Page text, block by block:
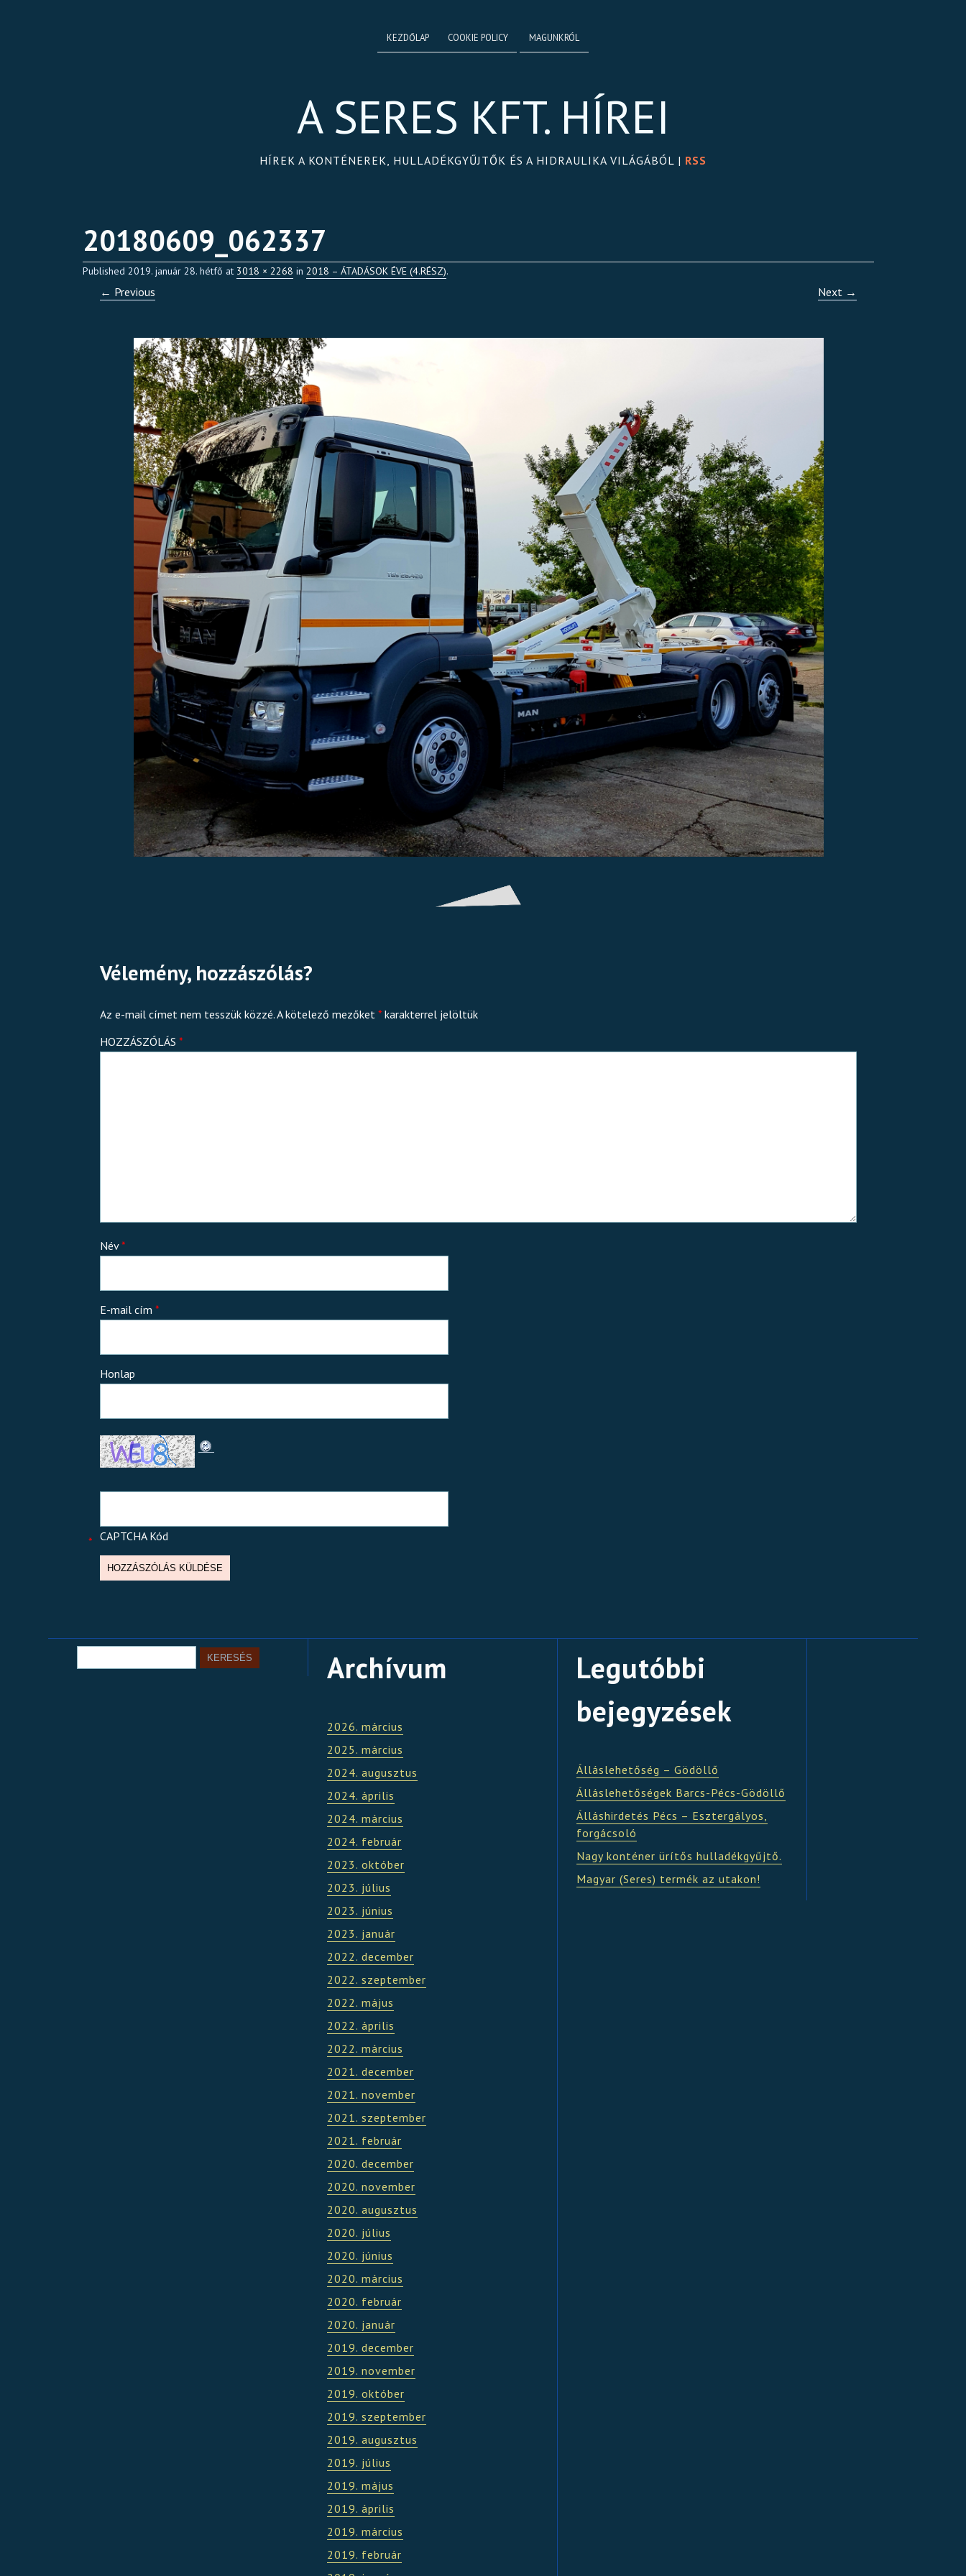
KEZDŐLAP COOKIE POLICY MAGUNKRÓL
A SERES KFT. HÍREI
HÍREK A KONTÉNEREK, HULLADÉKGYŰJTŐK ÉS A HIDRAULIKA VILÁGÁBÓL | RSS
20180609_062337
Published2019. január 28. hétfő at 3018 × 2268 in2018 – ÁTADÁSOK ÉVE (4.RÉSZ).
← Previous Next →
Vélemény, hozzászólás?
Az e-mail címet nem tesszük közzé.A kötelező mezőket* karakterrel jelöltük
HOZZÁSZÓLÁS*
Név*
E-mail cím*
Honlap
CAPTCHA Kód
*
Archívum
2026. március
2025. március
2024. augusztus
2024. április
2024. március
2024. február
2023. október
2023. július
2023. június
2023. január
2022. december
2022. szeptember
2022. május
2022. április
2022. március
2021. december
2021. november
2021. szeptember
2021. február
2020. december
2020. november
2020. augusztus
2020. július
2020. június
2020. március
2020. február
2020. január
2019. december
2019. november
2019. október
2019. szeptember
2019. augusztus
2019. július
2019. május
2019. április
2019. március
2019. február
Legutóbbi
bejegyzések
Álláslehetőség – Gödöllő
Álláslehetőségek Barcs-Pécs-Gödöllő
Álláshirdetés Pécs – Esztergályos,
forgácsoló
Nagy konténer ürítős hulladékgyűjtő.
Magyar (Seres) termék az utakon!